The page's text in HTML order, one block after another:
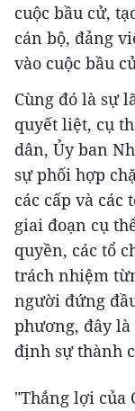
cuộc bầu cử,
cán bộ, đảng
vào cuộc bầu
Cùng đó là sự
quyết liệt, cụ
dân, Ủy ban
sự phối hợp
các cấp và các
giai đoạn cụ
quyền, các tổ
trách nhiệm
người đứng
phương, đây
định sự thành
"Thắng lợi của